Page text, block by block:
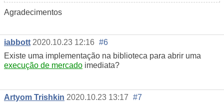
Agradecimentos
iabbott 2020.10.23 12:16 #6
Existe uma implementação na biblioteca para abrir uma
execução de mercado imediata?
Artyom Trishkin 2020.10.23 13:17 #7